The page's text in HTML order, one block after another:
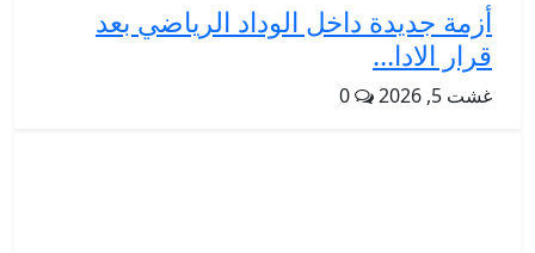
أزمة جديدة داخل الوداد الرياضي بعد
قرار الادا...
غشت 5, 2026 0